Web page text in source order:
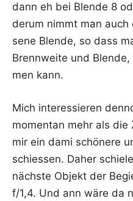
dann eh bei Blen­de 8
der­um nimmt man
se­ne Blen­de, so dass
Brenn­wei­te und
men kann.
Mich inter­es­sie­ren
momen­tan mehr als
mir ein dami schö­ne­re
schies­sen. Daher
nächs­te Objekt der
f/1,4. Und ann wäre da